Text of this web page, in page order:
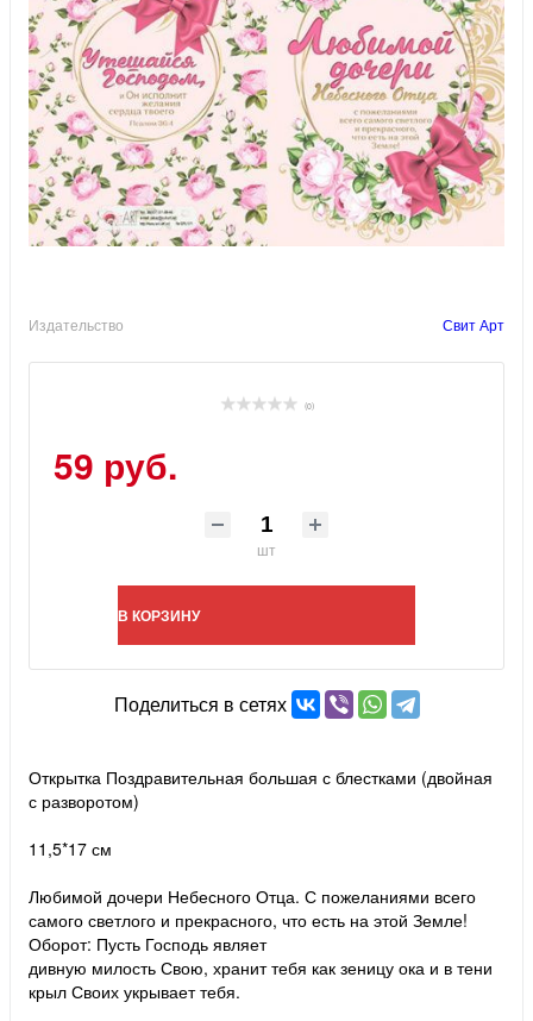
Издательство Свит Арт
(0)
59 руб.
шт
В КОРЗИНУ
Поделиться в сетях
Открытка Поздравительная большая с блестками (двойная
с разворотом)
11,5*17 см
Любимой дочери Небесного Отца. С пожеланиями всего
самого светлого и прекрасного, что есть на этой Земле!
Оборот: Пусть Господь являет
дивную милость Свою, хранит тебя как зеницу ока и в тени
крыл Своих укрывает тебя.